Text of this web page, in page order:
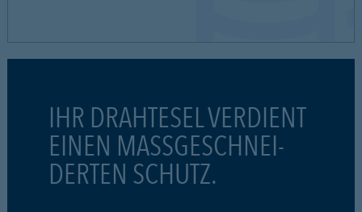
IHR DRAHTESEL VERDIENT
EINEN MASSGESCHNEI-
DERTEN SCHUTZ.